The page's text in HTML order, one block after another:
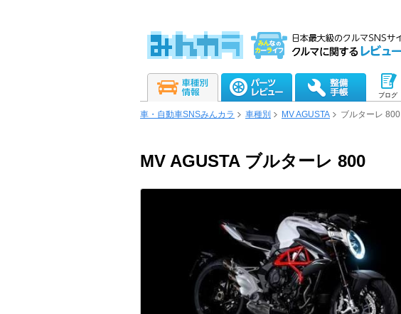
ブログ
車・自動車SNSみんカラ 車種別 MV AGUSTA ブルターレ 800
MV AGUSTA ブルターレ 800